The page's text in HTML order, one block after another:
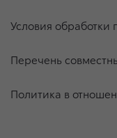
Условия обработки
Перечень
Политика в